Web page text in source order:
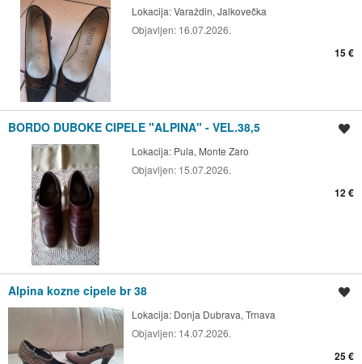
Lokacija:Varaždin, Jalkovečka
Objavljen: 16.07.2026.
15 €
BORDO DUBOKE CIPELE "ALPINA" - VEL.38,5
Lokacija: Pula, Monte Zaro
Objavljen: 15.07.2026.
12 €
Alpina kozne cipele br 38
Lokacija: Donja Dubrava, Trnava
Objavljen: 14.07.2026.
25 €